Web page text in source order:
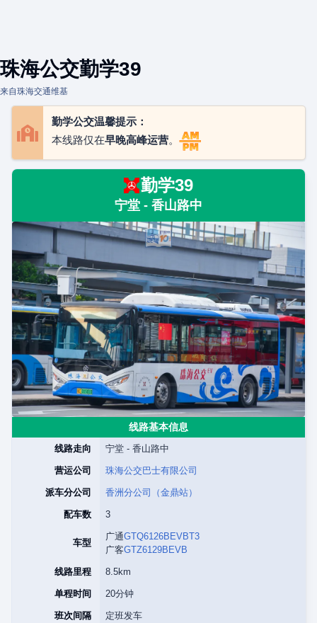
珠海公交勤学39
来自珠海交通维基
勤学公交温馨提示：
本线路仅在早晚高峰运营。
勤学39
宁堂 - 香山路中
线路基本信息
线路走向 宁堂 - 香山路中
营运公司 珠海公交巴士有限公司
派车分公司 香洲分公司（金鼎站）
配车数 3
车型
广通GTQ6126BEVBT3
广客GTZ6129BEVB
线路里程 8.5km
单程时间 20分钟
班次间隔
定班发车